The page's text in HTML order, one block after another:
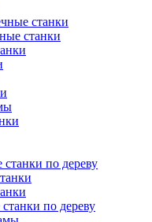
станки
станки
по дереву
по дереву